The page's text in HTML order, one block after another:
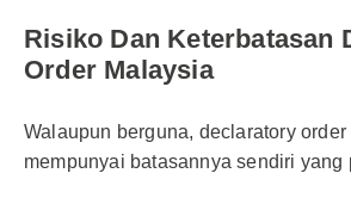
Risiko Dan Keterbatasan
Order Malaysia
Walaupun berguna, declaratory
mempunyai batasannya sendiri yang